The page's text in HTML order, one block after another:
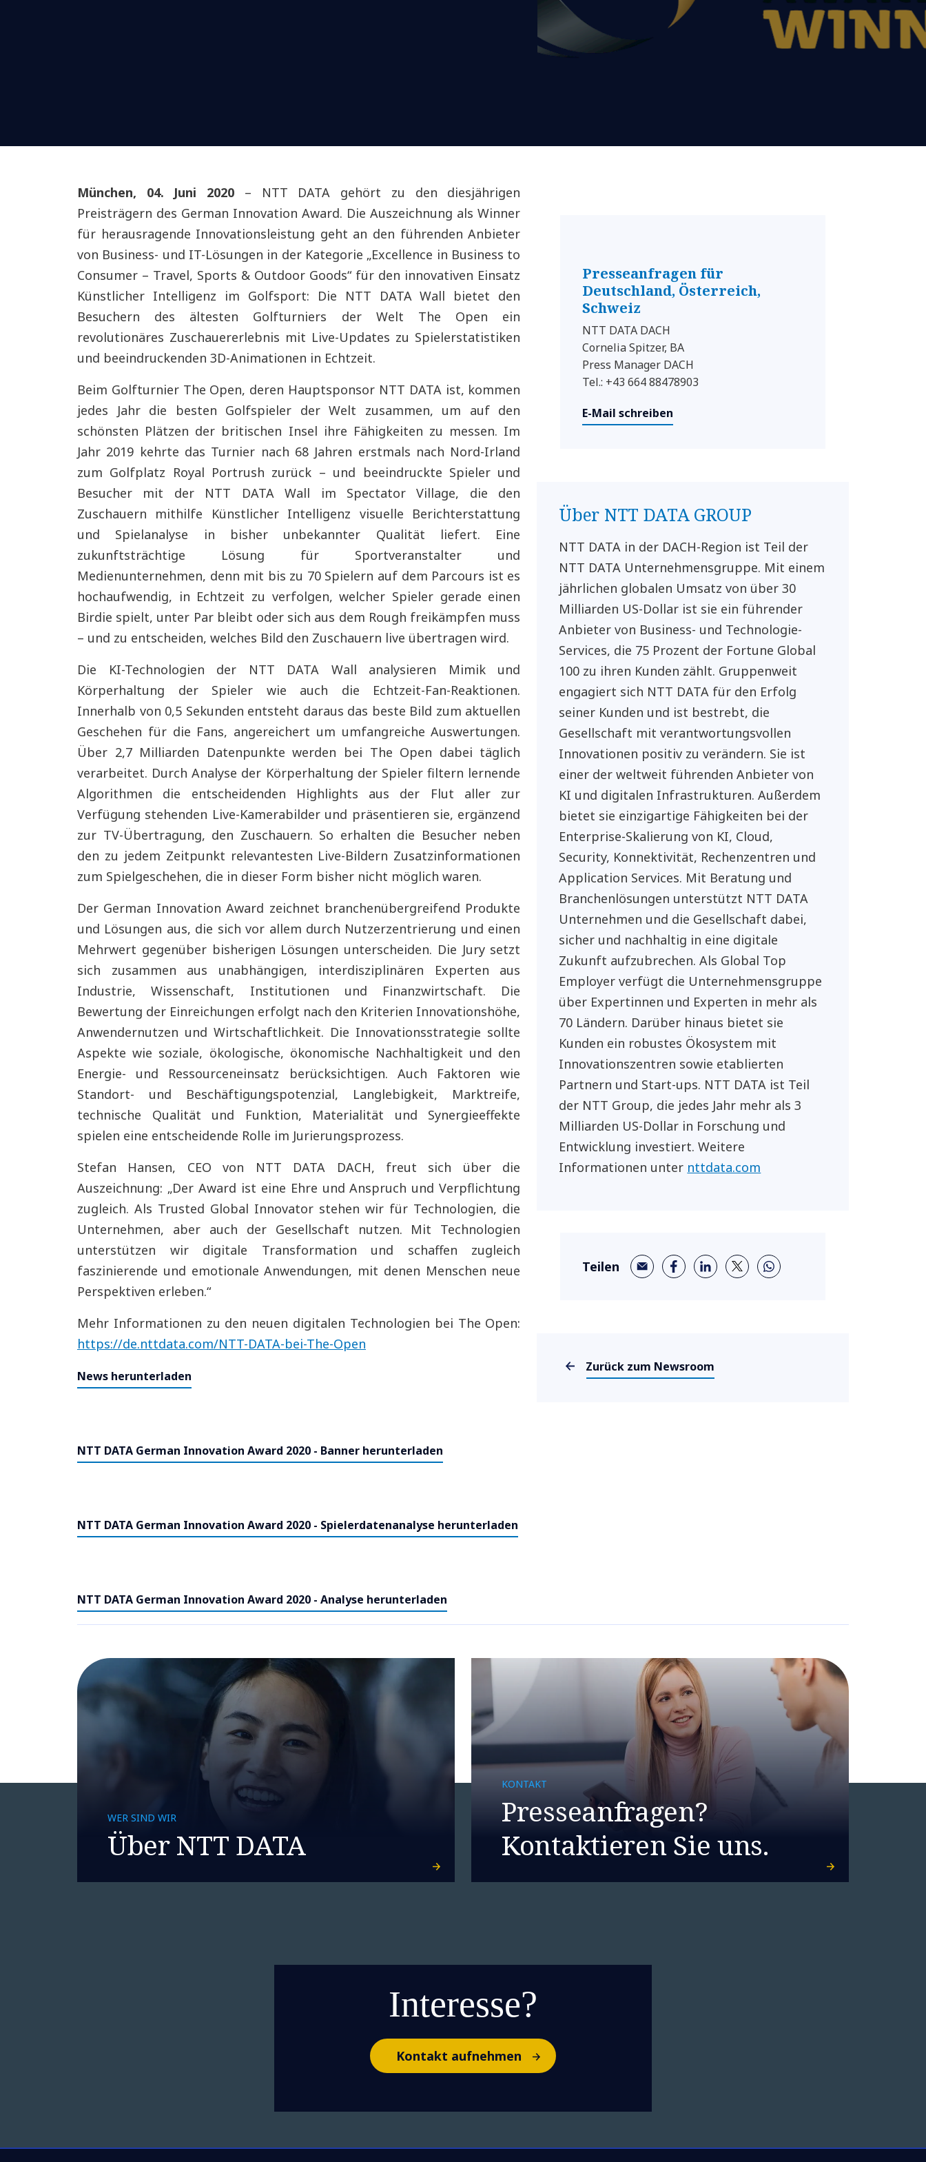
München, 04. Juni 2020 – NTT DATA gehört zu den diesjährigen
Preisträgern des German Innovation Award. Die Auszeichnung als Winner
für herausragende Innovationsleistung geht an den führenden Anbieter
von Business- und IT-Lösungen in der Kategorie „Excellence in Business to
Consumer – Travel, Sports & Outdoor Goods“ für den innovativen Einsatz
Künstlicher Intelligenz im Golfsport: Die NTT DATA Wall bietet den
Besuchern des ältesten Golfturniers der Welt The Open ein
revolutionäres Zuschauererlebnis mit Live-Updates zu Spielerstatistiken
und beeindruckenden 3D-Animationen in Echtzeit.
Beim Golfturnier The Open, deren Hauptsponsor NTT DATA ist, kommen
jedes Jahr die besten Golfspieler der Welt zusammen, um auf den
schönsten Plätzen der britischen Insel ihre Fähigkeiten zu messen. Im
Jahr 2019 kehrte das Turnier nach 68 Jahren erstmals nach Nord-Irland
zum Golfplatz Royal Portrush zurück – und beeindruckte Spieler und
Besucher mit der NTT DATA Wall im Spectator Village, die den
Zuschauern mithilfe Künstlicher Intelligenz visuelle Berichterstattung
und Spielanalyse in bisher unbekannter Qualität liefert. Eine
zukunftsträchtige Lösung für Sportveranstalter und
Medienunternehmen, denn mit bis zu 70 Spielern auf dem Parcours ist es
hochaufwendig, in Echtzeit zu verfolgen, welcher Spieler gerade einen
Birdie spielt, unter Par bleibt oder sich aus dem Rough freikämpfen muss
– und zu entscheiden, welches Bild den Zuschauern live übertragen wird.
Die KI-Technologien der NTT DATA Wall analysieren Mimik und
Körperhaltung der Spieler wie auch die Echtzeit-Fan-Reaktionen.
Innerhalb von 0,5 Sekunden entsteht daraus das beste Bild zum aktuellen
Geschehen für die Fans, angereichert um umfangreiche Auswertungen.
Über 2,7 Milliarden Datenpunkte werden bei The Open dabei täglich
verarbeitet. Durch Analyse der Körperhaltung der Spieler filtern lernende
Algorithmen die entscheidenden Highlights aus der Flut aller zur
Verfügung stehenden Live-Kamerabilder und präsentieren sie, ergänzend
zur TV-Übertragung, den Zuschauern. So erhalten die Besucher neben
den zu jedem Zeitpunkt relevantesten Live-Bildern Zusatzinformationen
zum Spielgeschehen, die in dieser Form bisher nicht möglich waren.
Der German Innovation Award zeichnet branchenübergreifend Produkte
und Lösungen aus, die sich vor allem durch Nutzerzentrierung und einen
Mehrwert gegenüber bisherigen Lösungen unterscheiden. Die Jury setzt
sich zusammen aus unabhängigen, interdisziplinären Experten aus
Industrie, Wissenschaft, Institutionen und Finanzwirtschaft. Die
Bewertung der Einreichungen erfolgt nach den Kriterien Innovationshöhe,
Anwendernutzen und Wirtschaftlichkeit. Die Innovationsstrategie sollte
Aspekte wie soziale, ökologische, ökonomische Nachhaltigkeit und den
Energie- und Ressourceneinsatz berücksichtigen. Auch Faktoren wie
Standort- und Beschäftigungspotenzial, Langlebigkeit, Marktreife,
technische Qualität und Funktion, Materialität und Synergieeffekte
spielen eine entscheidende Rolle im Jurierungsprozess.
Stefan Hansen, CEO von NTT DATA DACH, freut sich über die
Auszeichnung: „Der Award ist eine Ehre und Anspruch und Verpflichtung
zugleich. Als Trusted Global Innovator stehen wir für Technologien, die
Unternehmen, aber auch der Gesellschaft nutzen. Mit Technologien
unterstützen wir digitale Transformation und schaffen zugleich
faszinierende und emotionale Anwendungen, mit denen Menschen neue
Perspektiven erleben.“
Mehr Informationen zu den neuen digitalen Technologien bei The Open:
https://de.nttdata.com/NTT-DATA-bei-The-Open
News herunterladen
NTT DATA German Innovation Award 2020 - Banner herunterladen
NTT DATA German Innovation Award 2020 - Spielerdatenanalyse herunterladen
NTT DATA German Innovation Award 2020 - Analyse herunterladen
Presseanfragen für
Deutschland, Österreich,
Schweiz
NTT DATA DACH
Cornelia Spitzer, BA
Press Manager DACH
Tel.: +43 664 88478903
E-Mail schreiben
Über NTT DATA GROUP
NTT DATA in der DACH-Region ist Teil der
NTT DATA Unternehmensgruppe. Mit einem
jährlichen globalen Umsatz von über 30
Milliarden US-Dollar ist sie ein führender
Anbieter von Business- und Technologie-
Services, die 75 Prozent der Fortune Global
100 zu ihren Kunden zählt. Gruppenweit
engagiert sich NTT DATA für den Erfolg
seiner Kunden und ist bestrebt, die
Gesellschaft mit verantwortungsvollen
Innovationen positiv zu verändern. Sie ist
einer der weltweit führenden Anbieter von
KI und digitalen Infrastrukturen. Außerdem
bietet sie einzigartige Fähigkeiten bei der
Enterprise-Skalierung von KI, Cloud,
Security, Konnektivität, Rechenzentren und
Application Services. Mit Beratung und
Branchenlösungen unterstützt NTT DATA
Unternehmen und die Gesellschaft dabei,
sicher und nachhaltig in eine digitale
Zukunft aufzubrechen. Als Global Top
Employer verfügt die Unternehmensgruppe
über Expertinnen und Experten in mehr als
70 Ländern. Darüber hinaus bietet sie
Kunden ein robustes Ökosystem mit
Innovationszentren sowie etablierten
Partnern und Start-ups. NTT DATA ist Teil
der NTT Group, die jedes Jahr mehr als 3
Milliarden US-Dollar in Forschung und
Entwicklung investiert. Weitere
Informationen unter nttdata.com
Teilen
Zurück zum Newsroom
WER SIND WIR
Über NTT DATA
KONTAKT
Presseanfragen?
Kontaktieren Sie uns.
Interesse?
Kontakt aufnehmen